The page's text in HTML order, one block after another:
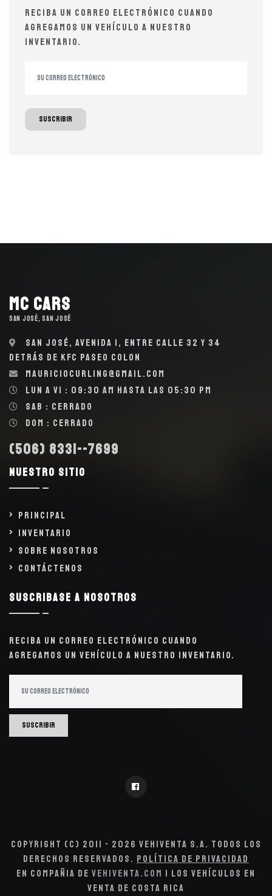
Reciba un correo electrónico cuando
agregamos un vehículo a nuestro
inventario.
Suscribir
MC Cars
SAN JOSÉ, SAN JOSÉ
San José, Avenida 1, entre calle 32 y 34
detrás de KFC Paseo Colon
mauriciocurling@gmail.com
Lun a Vi : 09:30 AM hasta las 05:30 PM
Sab : Cerrado
Dom : Cerrado
(506) 8331--7699
Nuestro sitio
Principal
Inventario
Sobre Nosotros
Contáctenos
Suscribase a nosotros
Reciba un correo electrónico cuando
agregamos un vehículo a nuestro inventario.
Suscribir
Copyright (c) 2011 - 2026 VehiVenta S.A. Todos los
derechos reservados. Política de Privacidad
En compañia de VehiVenta.com | Los Vehículos en
Venta de Costa Rica